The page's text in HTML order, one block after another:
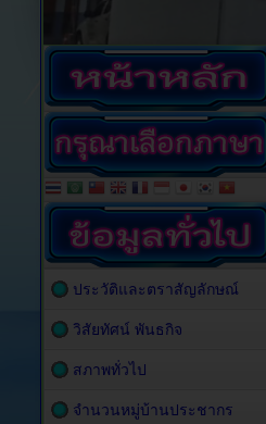
ประวัติและตราสัญลักษณ์
วิสัยทัศน์ พันธกิจ
สภาพทั่วไป
จำนวนหมู่บ้านประชากร